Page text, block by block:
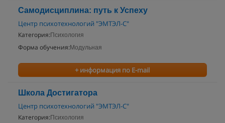
Самодисциплина: путь к Успеху
Центр психотехнологий "ЭМТЭЛ-С"
Категория: Психология
Форма обучения: Модульная
+ информация по E-mail
Школа Достигатора
Центр психотехнологий "ЭМТЭЛ-С"
Категория: Психология